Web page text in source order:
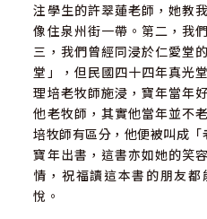
注學生的許翠蓮老師，她教
像住泉州街一帶。第二，我
三，我們曾經同浸於仁愛堂
堂」，但民國四十四年真光
理培老牧師施浸，寶年當年
他老牧師，其實他當年並不
培牧師有區分，他便被叫成「
寶年出書，這書亦如她的笑
情，祝福讀這本書的朋友
悅。